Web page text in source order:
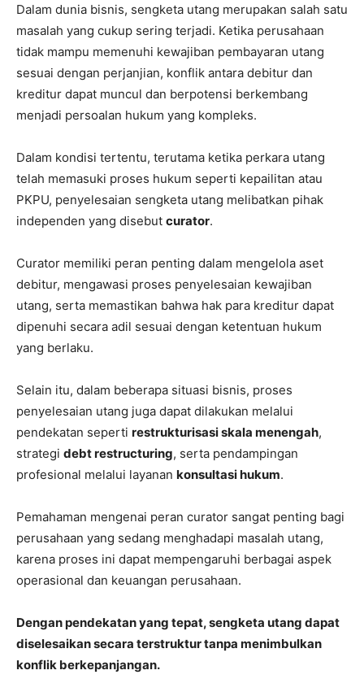
Dalam dunia bisnis, sengketa utang merupakan salah satu
masalah yang cukup sering terjadi. Ketika perusahaan
tidak mampu memenuhi kewajiban pembayaran utang
sesuai dengan perjanjian, konflik antara debitur dan
kreditur dapat muncul dan berpotensi berkembang
menjadi persoalan hukum yang kompleks.
Dalam kondisi tertentu, terutama ketika perkara utang
telah memasuki proses hukum seperti kepailitan atau
PKPU, penyelesaian sengketa utang melibatkan pihak
independen yang disebut curator.
Curator memiliki peran penting dalam mengelola aset
debitur, mengawasi proses penyelesaian kewajiban
utang, serta memastikan bahwa hak para kreditur dapat
dipenuhi secara adil sesuai dengan ketentuan hukum
yang berlaku.
Selain itu, dalam beberapa situasi bisnis, proses
penyelesaian utang juga dapat dilakukan melalui
pendekatan seperti restrukturisasi skala menengah,
strategi debt restructuring, serta pendampingan
profesional melalui layanan konsultasi hukum.
Pemahaman mengenai peran curator sangat penting bagi
perusahaan yang sedang menghadapi masalah utang,
karena proses ini dapat mempengaruhi berbagai aspek
operasional dan keuangan perusahaan.
Dengan pendekatan yang tepat, sengketa utang dapat
diselesaikan secara terstruktur tanpa menimbulkan
konflik berkepanjangan.